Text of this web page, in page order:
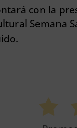
con la
Semana